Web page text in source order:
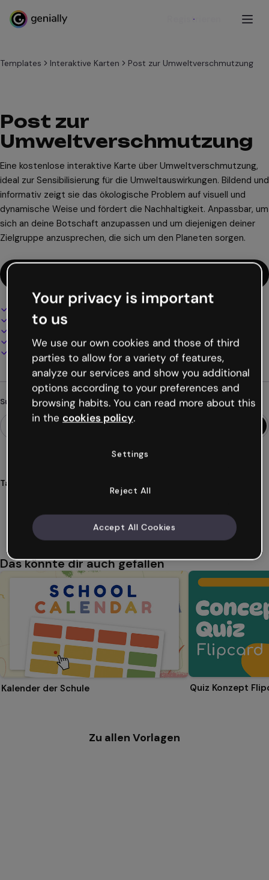
Registrieren
Templates Interaktive Karten Post zur Umweltverschmutzung
Post zur
Umweltverschmutzung
Eine kostenlose interaktive Karte über Umweltverschmutzung,
ideal zur Sensibilisierung für die Umweltauswirkungen. Bildend und
informativ zeigt sie das ökologische Problem auf visuell und
dynamische Weise und fördert die Nachhaltigkeit. Anpassbar, um
sich an deine Botschaft anzupassen und um diejenigen deiner
Zielgruppe anzusprechen, die sich um den Planeten sorgen.
Interaktives und animiertes Design
100% anpassbar
Online präsentieren, teilen oder veröffentlichen
Als PDF, MP4 und andere Formate herunterladen
Suchst du etwas anderes?
Tags
umweltverschmutzung
Das könnte dir auch gefallen
Kalender der Schule Quiz Konzept
Zu allen Vorlagen
Your privacy is important
to us
We use our own cookies and those of third
parties to allow for a variety of features,
analyze our services and show you additional
options according to your preferences and
browsing habits. You can read more about this
in the cookies policy.
Settings
Reject All
Accept All Cookies